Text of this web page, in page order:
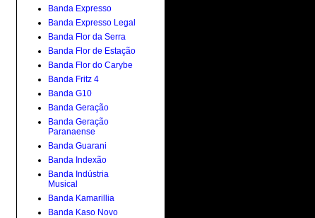
Banda Expresso
Banda Expresso Legal
Banda Flor da Serra
Banda Flor de Estação
Banda Flor do Carybe
Banda Fritz 4
Banda G10
Banda Geração
Banda Geração
Paranaense
Banda Guarani
Banda Indexão
Banda Indústria
Musical
Banda Kamarillia
Banda Kaso Novo